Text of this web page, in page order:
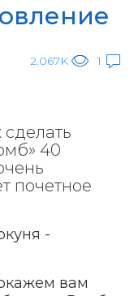
2.067K 1
40
почетное
вам